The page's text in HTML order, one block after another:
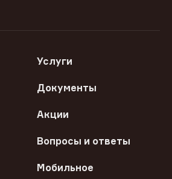
Услуги
Документы
Акции
Вопросы и ответы
Мобильное